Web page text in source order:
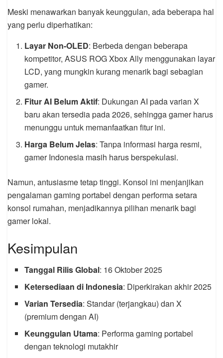
Meski menawarkan banyak keunggulan, ada beberapa hal
yang perlu diperhatikan:
Layar Non-OLED: Berbeda dengan beberapa
kompetitor, ASUS ROG Xbox Ally menggunakan layar
LCD, yang mungkin kurang menarik bagi sebagian
gamer.
Fitur AI Belum Aktif: Dukungan AI pada varian X
baru akan tersedia pada 2026, sehingga gamer harus
menunggu untuk memanfaatkan fitur ini.
Harga Belum Jelas: Tanpa informasi harga resmi,
gamer Indonesia masih harus berspekulasi.
Namun, antusiasme tetap tinggi. Konsol ini menjanjikan
pengalaman gaming portabel dengan performa setara
konsol rumahan, menjadikannya pilihan menarik bagi
gamer lokal.
Kesimpulan
Tanggal Rilis Global: 16 Oktober 2025
Ketersediaan di Indonesia: Diperkirakan akhir 2025
Varian Tersedia: Standar (terjangkau) dan X
(premium dengan AI)
Keunggulan Utama: Performa gaming portabel
dengan teknologi mutakhir